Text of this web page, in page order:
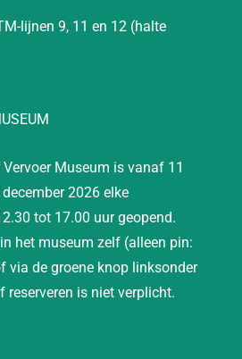
lijnen 9, 11 en 12 (halte
Museum is vanaf 11
2026 elke
tot 17.00 uur geopend.
het museum zelf (alleen pin:
via de groene knop linksonder
reserveren is niet verplicht.